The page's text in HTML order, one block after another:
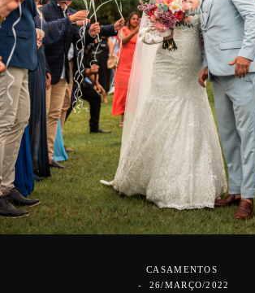
CASAMENTOS
26/MARÇO/2022